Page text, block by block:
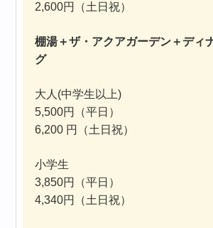
2,600円（土日祝）
棚湯＋ザ・アクアガーデン＋ディ
グ
大人(中学生以上)
5,500円（平日）
6,200 円（土日祝）
小学生
3,850円（平日）
4,340円（土日祝）